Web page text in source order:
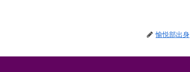
愉悦部出身